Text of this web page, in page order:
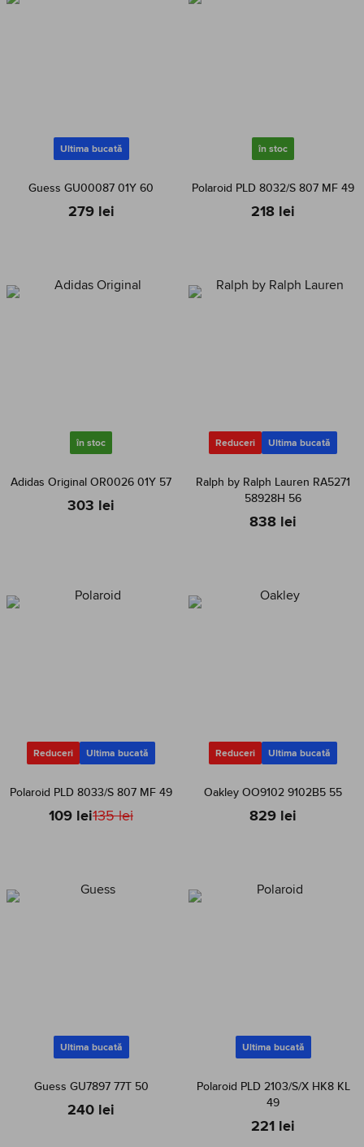
Ultima bucată
Guess GU00087 01Y 60
279 lei
în stoc
Polaroid PLD 8032/S 807 MF 49
218 lei
în stoc
Adidas Original OR0026 01Y 57
303 lei
Reduceri Ultima bucată
Ralph by Ralph Lauren RA5271
58928H 56
838 lei
Reduceri Ultima bucată
Polaroid PLD 8033/S 807 MF 49
109 lei135 lei
Reduceri Ultima bucată
Oakley OO9102 9102B5 55
829 lei
Ultima bucată
Guess GU7897 77T 50
240 lei
Ultima bucată
Polaroid PLD 2103/S/X HK8 KL
49
221 lei